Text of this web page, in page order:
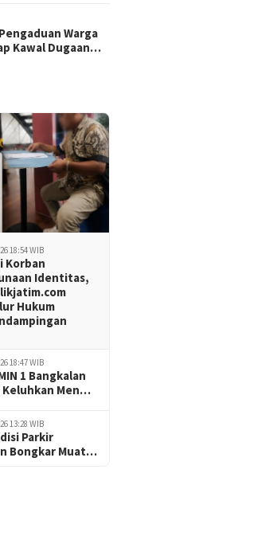
Warga
Kawal Dugaan
18:54 WIB
Korban
Identitas,
Hukum
18:47 WIB
1 Bangkalan
Keluhkan Menu
13:28 WIB
Parkir
Bongkar Muat